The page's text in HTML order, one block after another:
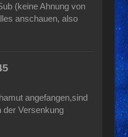
(keine Ahnung von
anschauen, also
angefangen,sind
der Versenkung